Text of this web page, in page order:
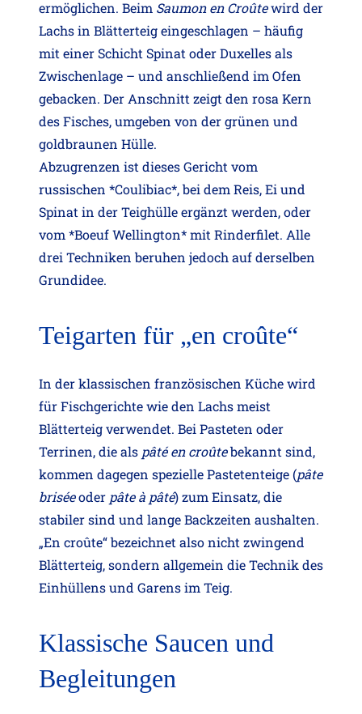
ermöglichen. Beim Saumon en Croûtewird der
Lachs in Blätterteig eingeschlagen – häufig
mit einer Schicht Spinat oder Duxelles als
Zwischenlage – und anschließend im Ofen
gebacken. Der Anschnitt zeigt den rosa Kern
des Fisches, umgeben von der grünen und
goldbraunen Hülle.
Abzugrenzen ist dieses Gericht vom
russischen *Coulibiac*, bei dem Reis, Ei und
Spinat in der Teighülle ergänzt werden, oder
vom *Boeuf Wellington* mit Rinderfilet. Alle
drei Techniken beruhen jedoch auf derselben
Grundidee.
Teigarten für „en croûte“
In der klassischen französischen Küche wird
für Fischgerichte wie den Lachs meist
Blätterteig verwendet. Bei Pasteten oder
Terrinen, die als pâté en croûtebekannt sind,
kommen dagegen spezielle Pastetenteige (pâte
briséeoder pâte à pâté) zum Einsatz, die
stabiler sind und lange Backzeiten aushalten.
„En croûte“ bezeichnet also nicht zwingend
Blätterteig, sondern allgemein die Technik des
Einhüllens und Garens im Teig.
Klassische Saucen und
Begleitungen